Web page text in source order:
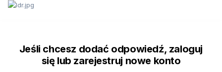
Jeśli chcesz dodać odpowiedź, zaloguj
się lub zarejestruj nowe konto